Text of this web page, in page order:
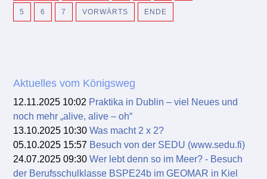
5 6 7 VORWÄRTS ENDE
Aktuelles vom Königsweg
12.11.2025 10:02 Praktika in Dublin – viel Neues und
noch mehr „alive, alive – oh“
13.10.2025 10:30 Was macht 2 x 2?
05.10.2025 15:57 Besuch von der SEDU (www.sedu.fi)
24.07.2025 09:30 Wer lebt denn so im Meer? - Besuch
der Berufsschulklasse BSPE24b im GEOMAR in Kiel